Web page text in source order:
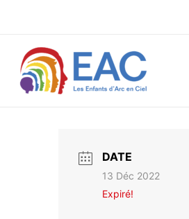
contenu
DATE
13 Déc 2022
Expiré!